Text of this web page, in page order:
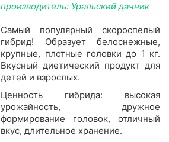
производитель: Уральский дачник
Самый популярный скороспелый
гибрид! Образует белоснежные,
крупные, плотные головки до 1 кг.
Вкусный диетический продукт для
детей и взрослых.
Ценность гибрида: высокая
урожайность, дружное
формирование головок, отличный
вкус, длительное хранение.